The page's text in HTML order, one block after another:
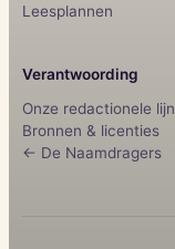
Leesplannen
Verantwoording
Onze redactionele lijn
Bronnen & licenties
← De Naamdragers